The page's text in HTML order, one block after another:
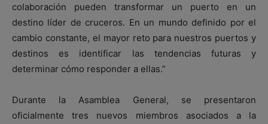
colaboración pueden transformar un puerto en un
destino líder de cruceros. En un mundo definido por el
cambio constante, el mayor reto para nuestros puertos y
destinos es identificar las tendencias futuras y
determinar cómo responder a ellas.”
Durante la Asamblea General, se presentaron
oficialmente tres nuevos miembros asociados a la